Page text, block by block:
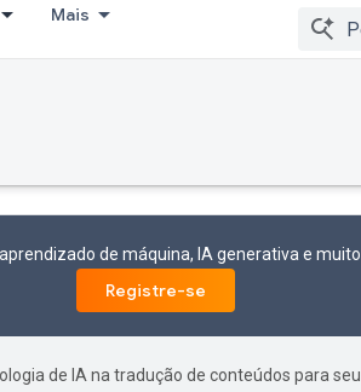
Mais
de máquina, IA generativa e
Registre-se
de IA na tradução de conteúdos para seu